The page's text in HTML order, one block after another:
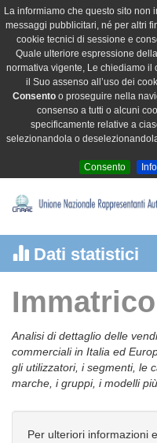
La informiamo che questo sito non
messaggi pubblicitari, né per altri
cookie tecnici di sessione e
Quale ulteriore espressione
normativa vigente, Le chiediamo il
il Suo assenso all’uso dei
Consento o proseguire nella
consenso a tutti o alcuni
specificamente relative a
selezionandola o
Consento
Dati statistici
Analisi di dettaglio delle
commerciali in Italia ed
gli utilizzatori, i segmenti, le
marche, i gruppi, i modelli
Per ulteriori informazioni